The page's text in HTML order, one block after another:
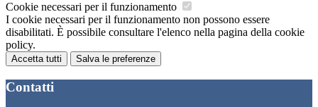
Cookie necessari per il funzionamento
I cookie necessari per il funzionamento non possono essere
disabilitati. È possibile consultare l'elenco nella pagina della cookie
policy.
Accetta tutti Salva le preferenze
Contatti